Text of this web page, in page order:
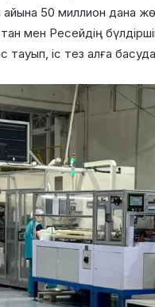
айына 50 миллион дана
мен Ресейдің
іс тез алға